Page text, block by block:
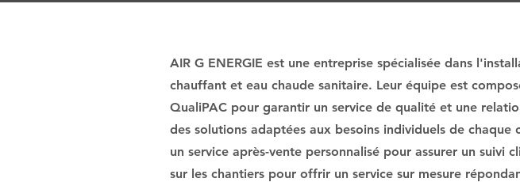
AIR G ENERGIE est une entreprise spécialisée dans
chauffant et eau chaude sanitaire. Leur équipe est
QualiPAC pour garantir un service de qualité et une
des solutions adaptées aux besoins individuels de
un service après-vente personnalisé pour assurer un
sur les chantiers pour offrir un service sur mesure